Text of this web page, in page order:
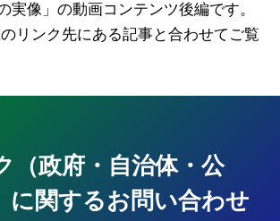
実像」の動画コンテンツ後編です。
リンク先にある記事と合わせてご覧
（政府・自治体・公
に関するお問い合わせ